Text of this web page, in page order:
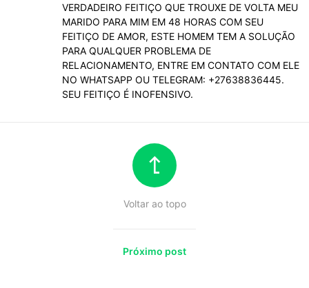
VERDADEIRO FEITIÇO QUE TROUXE DE VOLTA MEU
MARIDO PARA MIM EM 48 HORAS COM SEU
FEITIÇO DE AMOR, ESTE HOMEM TEM A SOLUÇÃO
PARA QUALQUER PROBLEMA DE
RELACIONAMENTO, ENTRE EM CONTATO COM ELE
NO WHATSAPP OU TELEGRAM: +27638836445.
SEU FEITIÇO É INOFENSIVO.
Voltar ao topo
Próximo post